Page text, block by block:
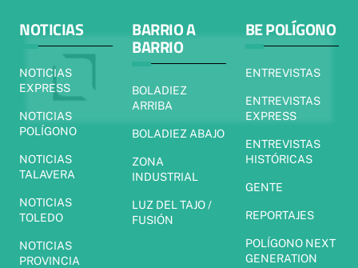
NOTICIAS
NOTICIAS
EXPRESS
NOTICIAS
POLÍGONO
NOTICIAS
TALAVERA
NOTICIAS
TOLEDO
NOTICIAS
PROVINCIA
BARRIO A
BARRIO
BOLADIEZ
ARRIBA
BOLADIEZ ABAJO
ZONA
INDUSTRIAL
LUZ DEL TAJO /
FUSIÓN
BE POLÍGONO
ENTREVISTAS
ENTREVISTAS
EXPRESS
ENTREVISTAS
HISTÓRICAS
GENTE
REPORTAJES
POLÍGONO NEXT
GENERATION